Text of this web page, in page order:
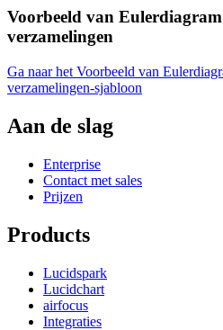
Voorbeeld van
verzamelingen
Ga naar het Voorbeeld van
verzamelingen-sjabloon
Aan de slag
Enterprise
Contact met sales
Prijzen
Products
Lucidspark
Lucidchart
airfocus
Integraties